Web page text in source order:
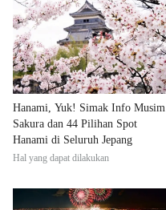
Hanami, Yuk! Simak Info Musim
Sakura dan 44 Pilihan Spot
Hanami di Seluruh Jepang
Hal yang dapat dilakukan